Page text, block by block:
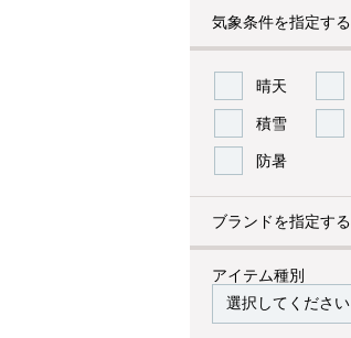
気象条件を指定する
晴天
積雪
防暑
ブランドを指定する
アイテム種別